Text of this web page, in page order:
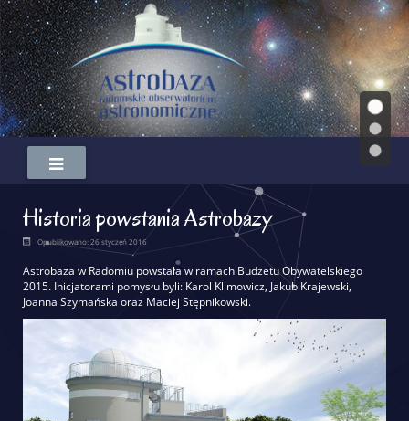
Historia powstania Astrobazy
Opublikowano: 26 styczeń 2016
Astrobaza w Radomiu powstała w ramach Budżetu Obywatelskiego
2015. Inicjatorami pomysłu byli: Karol Klimowicz, Jakub Krajewski,
Joanna Szymańska oraz Maciej Stępnikowski.